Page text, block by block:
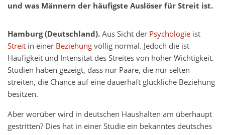
und was Männern der häufigste Auslöser für Streit ist.
Hamburg (Deutschland).Aus Sicht der Psychologie ist
Streit in einer Beziehungvöllig normal. Jedoch die ist
Häufigkeit und Intensität des Streites von hoher Wichtigkeit.
Studien haben gezeigt, dass nur Paare, die nur selten
streiten, die Chance auf eine dauerhaft glückliche Beziehung
besitzen.
Aber worüber wird in deutschen Haushalten am überhaupt
gestritten? Dies hat in einer Studie ein bekanntes deutsches